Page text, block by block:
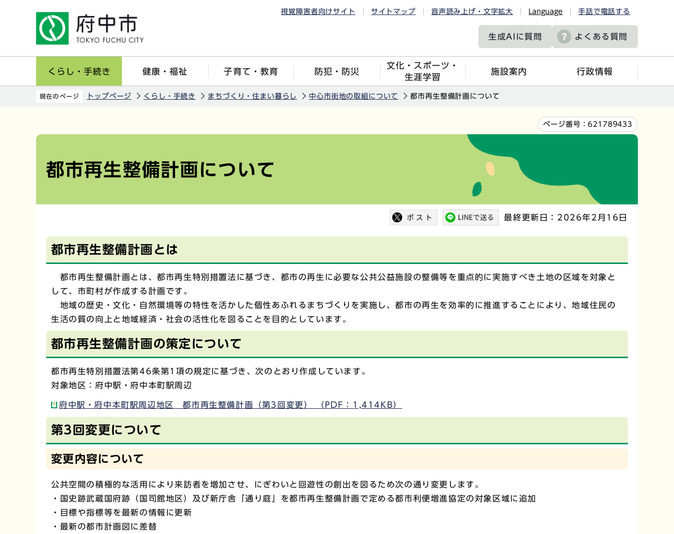
視覚障害者向けサイト サイトマップ 音声読み上げ・文字拡大 Language 手話で電話する
生成AIに質問 よくある質問
くらし・手続き 健康・福祉 子育て・教育 防犯・防災
文化・スポーツ・
生涯学習
施設案内 行政情報
現在のページ トップページ くらし・手続き まちづくり・住まい暮らし 中心市街地の取組について 都市再生整備計画について
ページ番号：621789433
都市再生整備計画について
最終更新日：2026年2月16日
都市再生整備計画とは
都市再生整備計画とは、都市再生特別措置法に基づき、都市の再生に必要な公共公益施設の整備等を重点的に実施すべき土地の区域を対象と
して、市町村が作成する計画です。
地域の歴史・文化・自然環境等の特性を活かした個性あふれるまちづくりを実施し、都市の再生を効率的に推進することにより、地域住民の
生活の質の向上と地域経済・社会の活性化を図ることを目的としています。
都市再生整備計画の策定について
都市再生特別措置法第46条第1項の規定に基づき、次のとおり作成しています。
対象地区：府中駅・府中本町駅周辺
府中駅・府中本町駅周辺地区 都市再生整備計画（第3回変更） （PDF：1,414KB）
第3回変更について
変更内容について
公共空間の積極的な活用により来訪者を増加させ、にぎわいと回遊性の創出を図るため次の通り変更します。
・国史跡武蔵国府跡（国司館地区）及び新庁舎「通り庭」を都市再生整備計画で定める都市利便増進協定の対象区域に追加
・目標や指標等を最新の情報に更新
・最新の都市計画図に差替